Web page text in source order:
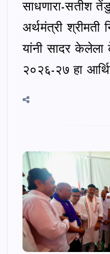
साधणारा-सतीश
अर्थमंत्री श्रीमती
यांनी सादर
२०२६-२७ हा